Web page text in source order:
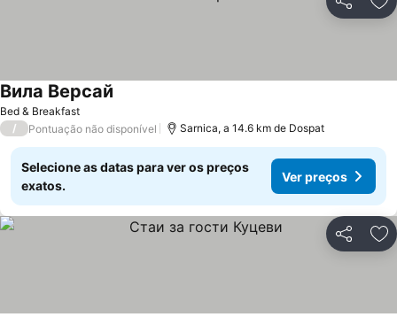
Partilhar
Bed & Breakfast
Вила Версай
/ Pontuação não disponível Sarnica, a 14.6 km de Dospat
Selecione as datas para ver os preços
exatos.
Ver preços
Partilhar